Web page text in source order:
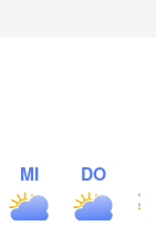
MI DO
10 :00 :00